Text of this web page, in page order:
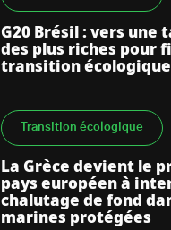
G20 Brésil : vers une
des plus riches pour
transition écologique
Transition écologique
La Grèce devient le
pays européen à
chalutage de fond
marines protégées